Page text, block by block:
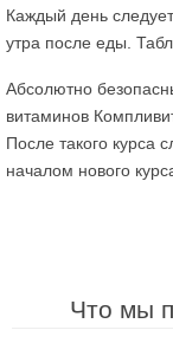
Каждый день
утра после еды.
Абсолютно
витаминов
После такого курса
началом нового
Что мы